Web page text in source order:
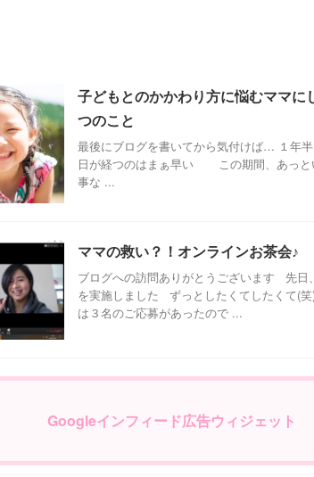
子どもとのかかわり方に悩むママに
つのこと
最後にブログを書いてから気付けば… １年
日が経つのはまぁ早い この期間、あっと
事な ...
ママの救い？！オンラインお茶会♪
ブログへの訪問ありがとうございます 先日
を実施しました ずっとしたくてしたくて(
は３名のご応募があったので ...
Googleインフィード広告ウィジェット